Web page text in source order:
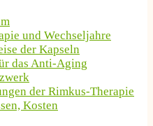
und Wechseljahre
der Kapseln
das Anti-Aging
der Rimkus-Therapie
Kosten